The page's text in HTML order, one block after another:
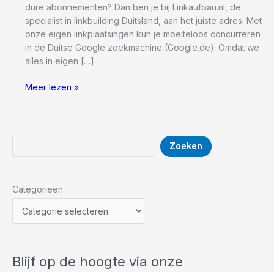
dure abonnementen? Dan ben je bij Linkaufbau.nl, de
specialist in linkbuilding Duitsland, aan het juiste adres. Met
onze eigen linkplaatsingen kun je moeiteloos concurreren
in de Duitse Google zoekmachine (Google.de). Omdat we
alles in eigen […]
Linkbuilding
Meer lezen »
Zoeken
Categorieën
Blijf op de hoogte via onze